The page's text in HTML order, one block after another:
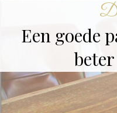
Een goede